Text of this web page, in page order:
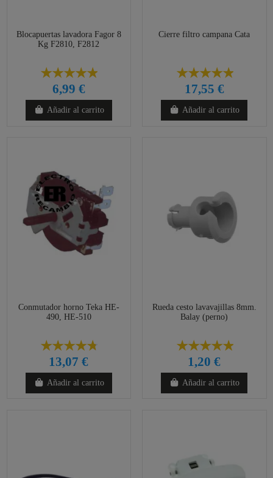
Blocapuertas lavadora Fagor 8
Kg F2810, F2812
6,99 €
Añadir al carrito
Cierre filtro campana Cata
17,55 €
Añadir al carrito
Conmutador horno Teka HE-
490, HE-510
13,07 €
Añadir al carrito
Rueda cesto lavavajillas 8mm.
Balay (perno)
1,20 €
Añadir al carrito